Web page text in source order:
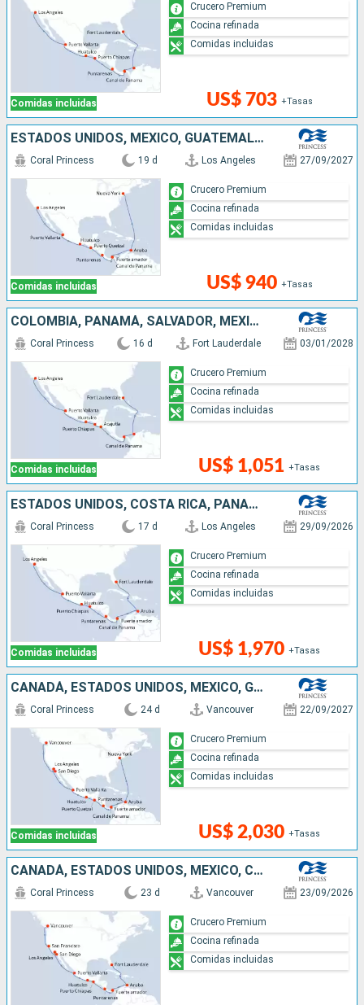
Comidas incluidas US$ 703 +Tasas
Crucero Premium
Cocina refinada
Comidas incluidas
ESTADOS UNIDOS, MÉXICO, GUATEMALA, COSTA RICA, PANAMÁ, ARUBA
Comidas incluidas
Coral Princess 19 d Los Angeles 27/09/2027
US$ 940 +Tasas
Crucero Premium
Cocina refinada
Comidas incluidas
COLOMBIA, PANAMÁ, SALVADOR, MÉXICO, ESTADOS UNIDOS
Comidas incluidas
Coral Princess 16 d Fort Lauderdale 03/01/2028
US$ 1,051 +Tasas
Crucero Premium
Cocina refinada
Comidas incluidas
ESTADOS UNIDOS, COSTA RICA, PANAMÁ, ARUBA, MÉXICO
Comidas incluidas
Coral Princess 17 d Los Angeles 29/09/2026
US$ 1,970 +Tasas
Crucero Premium
Cocina refinada
Comidas incluidas
CANADÁ, ESTADOS UNIDOS, MÉXICO, GUATEMALA, COSTA RICA, PANAMÁ, ARUBA
Comidas incluidas
Coral Princess 24 d Vancouver 22/09/2027
US$ 2,030 +Tasas
Crucero Premium
Cocina refinada
Comidas incluidas
CANADÁ, ESTADOS UNIDOS, MÉXICO, COSTA RICA, PANAMÁ, ARUBA
Coral Princess 23 d Vancouver 23/09/2026
Crucero Premium
Cocina refinada
Comidas incluidas